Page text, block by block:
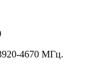
4670 МГц.